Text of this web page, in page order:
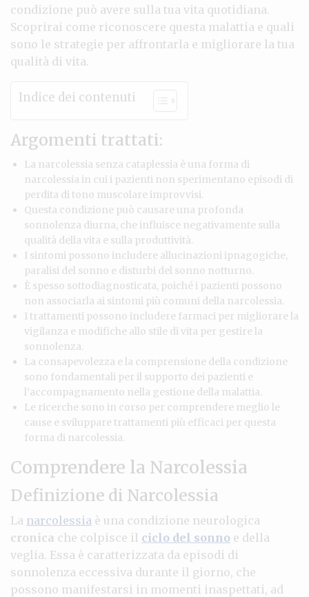
condizione può avere sulla tua vita quotidiana.
Scoprirai come riconoscere questa malattia e quali
sono le strategie per affrontarla e migliorare la tua
qualità di vita.
Indice dei contenuti
Argomenti trattati:
La narcolessia senza cataplessia è una forma di
narcolessia in cui i pazienti non sperimentano episodi di
perdita di tono muscolare improvvisi.
Questa condizione può causare una profonda
sonnolenza diurna, che influisce negativamente sulla
qualità della vita e sulla produttività.
I sintomi possono includere allucinazioni ipnagogiche,
paralisi del sonno e disturbi del sonno notturno.
È spesso sottodiagnosticata, poiché i pazienti possono
non associarla ai sintomi più comuni della narcolessia.
I trattamenti possono includere farmaci per migliorare la
vigilanza e modifiche allo stile di vita per gestire la
sonnolenza.
La consapevolezza e la comprensione della condizione
sono fondamentali per il supporto dei pazienti e
l’accompagnamento nella gestione della malattia.
Le ricerche sono in corso per comprendere meglio le
cause e sviluppare trattamenti più efficaci per questa
forma di narcolessia.
Comprendere la Narcolessia
Definizione di Narcolessia
La narcolessia è una condizione neurologica
cronica che colpisce il ciclo del sonno e della
veglia. Essa è caratterizzata da episodi di
sonnolenza eccessiva durante il giorno, che
possono manifestarsi in momenti inaspettati, ad